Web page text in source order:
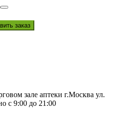
зале аптеки г.Москва ул.
с 9:00 до 21:00